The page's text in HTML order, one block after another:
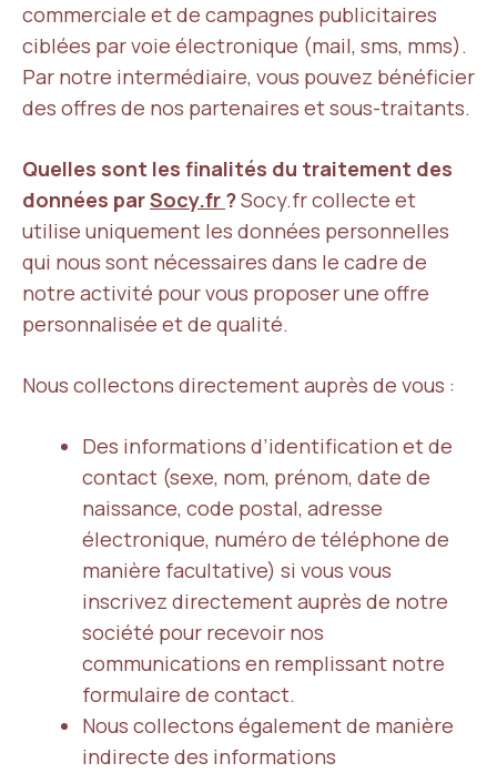
commerciale et de campagnes publicitaires
ciblées par voie électronique (mail, sms, mms).
Par notre intermédiaire, vous pouvez bénéficier
des offres de nos partenaires et sous-traitants.
Quelles sont les finalités du traitement des
données parSocy.fr ?Socy.fr collecte et
utilise uniquement les données personnelles
qui nous sont nécessaires dans le cadre de
notre activité pour vous proposer une offre
personnalisée et de qualité.
Nous collectons directement auprès de vous :
Des informations d’identification et de
contact (sexe, nom, prénom, date de
naissance, code postal, adresse
électronique, numéro de téléphone de
manière facultative) si vous vous
inscrivez directement auprès de notre
société pour recevoir nos
communications en remplissant notre
formulaire de contact.
Nous collectons également de manière
indirecte des informations